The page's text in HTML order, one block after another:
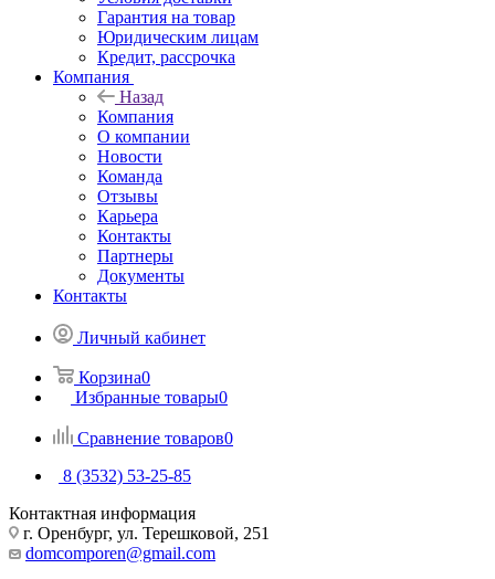
Гарантия на товар
Юридическим лицам
Кредит, рассрочка
Компания
Назад
Компания
О компании
Новости
Команда
Отзывы
Карьера
Контакты
Партнеры
Документы
Контакты
Личный кабинет
Корзина0
Избранные товары0
Сравнение товаров0
8 (3532) 53-25-85
Контактная информация
г. Оренбург, ул. Терешковой, 251
domcomporen@gmail.com